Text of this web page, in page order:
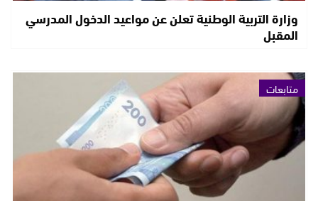
وزارة التربية الوطنية تعلن عن مواعيد الدخول المدرسي
المقبل
متابعات